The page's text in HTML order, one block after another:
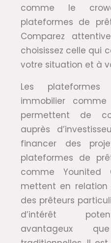
comme le
plateformes de
Comparez
choisissez celle qui
votre situation et à
Les
immobilier
permettent de
auprès
financer des
plateformes de
comme Younited
mettent en relation
des prêteurs
d’intérêt
avantageux